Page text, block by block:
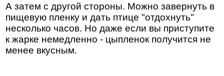
А затем с другой стороны. Можно завернуть в
пищевую пленку и дать птице "отдохнуть"
несколько часов. Но даже если вы приступите
к жарке немедленно - цыпленок получится не
менее вкусным.